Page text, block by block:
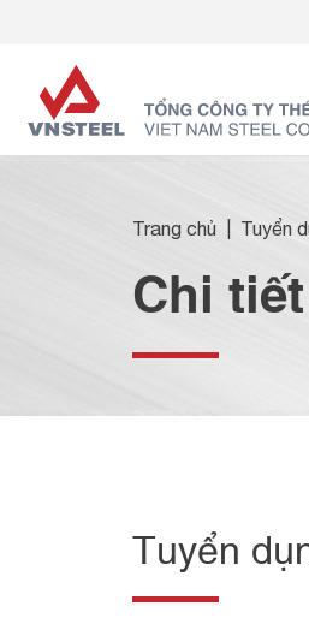
Trang chủ Tuyển
Chi
Tuyển